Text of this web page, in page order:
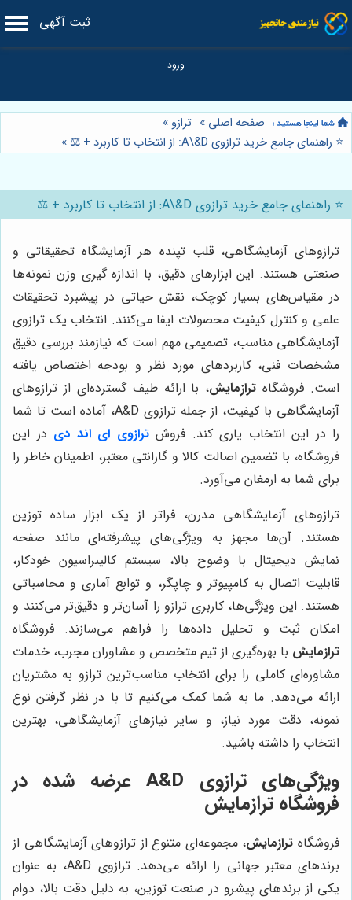
ثبت آگهی
صفحه اصلی » ترازو »
⭐️ راهنمای جامع خرید ترازوی A\&D: از انتخاب تا کاربرد + ⚖️
»
⭐️ راهنمای جامع خرید ترازوی A\&D: از انتخاب تا کاربرد + ⚖️
ترازوهای آزمایشگاهی، قلب تپنده هر آزمایشگاه تحقیقاتی و
صنعتی هستند. این ابزارهای دقیق، با اندازه گیری وزن نمونه‌ها
در مقیاس‌های بسیار کوچک، نقش حیاتی در پیشبرد تحقیقات
علمی و کنترل کیفیت محصولات ایفا می‌کنند. انتخاب یک ترازوی
آزمایشگاهی مناسب، تصمیمی مهم است که نیازمند بررسی دقیق
مشخصات فنی، کاربردهای مورد نظر و بودجه اختصاص یافته
است. فروشگاه ترازمایش، با ارائه طیف گسترده‌ای از ترازوهای
آزمایشگاهی با کیفیت، از جمله ترازوی A&D، آماده است تا شما
را در این انتخاب یاری کند. فروشترازوی ای اند دی در این
فروشگاه، با تضمین اصالت کالا و گارانتی معتبر، اطمینان خاطر را
برای شما به ارمغان می‌آورد.
ترازوهای آزمایشگاهی مدرن، فراتر از یک ابزار ساده توزین
هستند. آن‌ها مجهز به ویژگی‌های پیشرفته‌ای مانند صفحه
نمایش دیجیتال با وضوح بالا، سیستم کالیبراسیون خودکار،
قابلیت اتصال به کامپیوتر و چاپگر، و توابع آماری و محاسباتی
هستند. این ویژگی‌ها، کاربری ترازو را آسان‌تر و دقیق‌تر می‌کنند و
امکان ثبت و تحلیل داده‌ها را فراهم می‌سازند. فروشگاه
ترازمایش با بهره‌گیری از تیم متخصص و مشاوران مجرب، خدمات
مشاوره‌ای کاملی را برای انتخاب مناسب‌ترین ترازو به مشتریان
ارائه می‌دهد. ما به شما کمک می‌کنیم تا با در نظر گرفتن نوع
نمونه، دقت مورد نیاز، و سایر نیازهای آزمایشگاهی، بهترین
انتخاب را داشته باشید.
ویژگی‌های ترازوی A&D عرضه شده در
فروشگاه ترازمایش
فروشگاه ترازمایش، مجموعه‌ای متنوع از ترازوهای آزمایشگاهی از
برندهای معتبر جهانی را ارائه می‌دهد. ترازوی A&D، به عنوان
یکی از برندهای پیشرو در صنعت توزین، به دلیل دقت بالا، دوام